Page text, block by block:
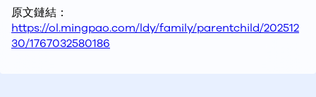
原文鏈結：
https://ol.mingpao.com/ldy/family/parentchild/202512
30/1767032580186